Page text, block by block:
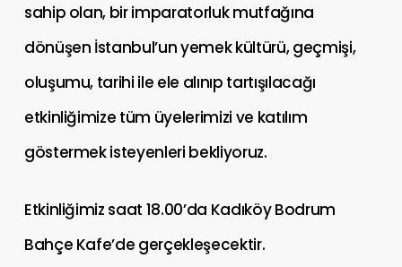
sahip olan, bir imparatorluk mutfağına
dönüşen İstanbul’un yemek kültürü, geçmişi,
oluşumu, tarihi ile ele alınıp tartışılacağı
etkinliğimize tüm üyelerimizi ve katılım
göstermek isteyenleri bekliyoruz.
Etkinliğimiz saat 18.00’da Kadıköy Bodrum
Bahçe Kafe’de gerçekleşecektir.